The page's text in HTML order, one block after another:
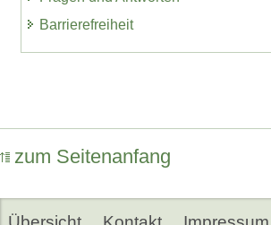
Barrierefreiheit
zum Seitenanfang